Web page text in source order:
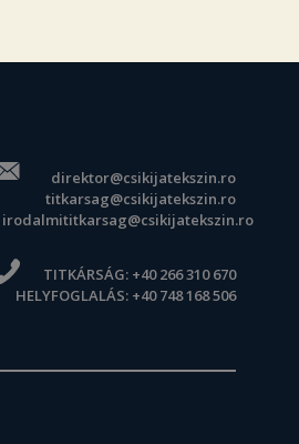
direktor@csikijatekszin.ro
titkarsag@csikijatekszin.ro
irodalmititkarsag@csikijatekszin.ro
TITKÁRSÁG: +40 266 310 670
HELYFOGLALÁS: +40 748 168 506